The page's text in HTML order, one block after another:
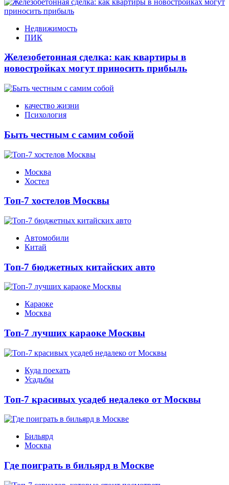
Недвижимость
ПИК
Железобетонная сделка: как квартиры в
новостройках могут приносить прибыль
качество жизни
Психология
Быть честным с самим собой
Москва
Хостел
Топ-7 хостелов Москвы
Автомобили
Китай
Топ-7 бюджетных китайских авто
Караоке
Москва
Топ-7 лучших караоке Москвы
Куда поехать
Усадьбы
Топ-7 красивых усадеб недалеко от Москвы
Бильярд
Москва
Где поиграть в бильярд в Москве